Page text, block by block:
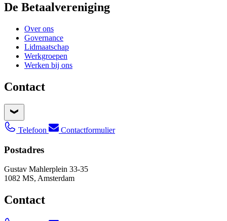
De Betaalvereniging
Over ons
Governance
Lidmaatschap
Werkgroepen
Werken bij ons
Contact
Telefoon Contactformulier
Postadres
Gustav Mahlerplein 33-35
1082 MS, Amsterdam
Contact